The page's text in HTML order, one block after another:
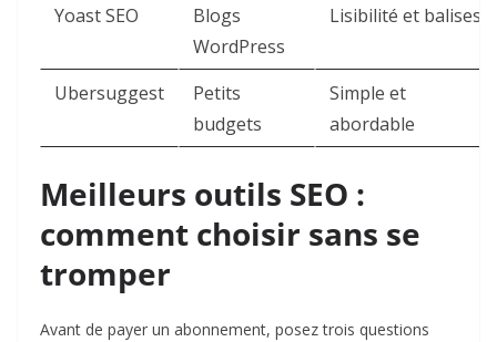
Yoast SEO
Blogs
WordPress
Lisibilité et balises
Ubersuggest
Petits
budgets
Simple et
abordable
Meilleurs outils SEO :
comment choisir sans se
tromper
Avant de payer un abonnement, posez trois questions